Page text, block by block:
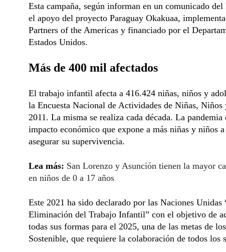
Esta campaña, según informan en un comunicado
el apoyo del proyecto Paraguay Okakuaa,
Partners of the Americas y financiado por el
Estados Unidos.
Más de 400 mil afectados
El trabajo infantil afecta a 416.424 niñas, niños y
la Encuesta Nacional de Actividades de Niñas,
2011. La misma se realiza cada década. La
impacto económico que expone a más niñas y niños
asegurar su supervivencia.
Lea más: San Lorenzo y Asunción tienen la mayor
en niños de 0 a 17 años
Este 2021 ha sido declarado por las Naciones
Eliminación del Trabajo Infantil” con el objetivo de
todas sus formas para el 2025, una de las metas de
Sostenible, que requiere la colaboración de todos los